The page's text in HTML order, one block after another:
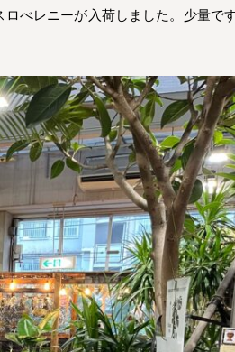
べレニーが入荷しました。少量で